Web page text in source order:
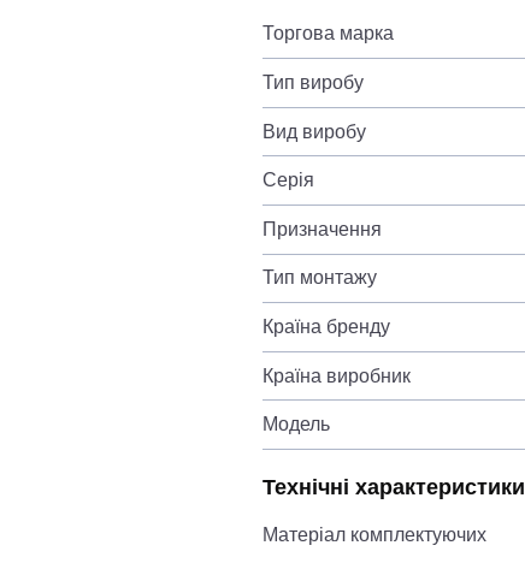
Торгова марка
Тип виробу
Вид виробу
Серія
Призначення
Тип монтажу
Країна бренду
Країна виробник
Модель
Технічні характеристики
Матеріал комплектуючих